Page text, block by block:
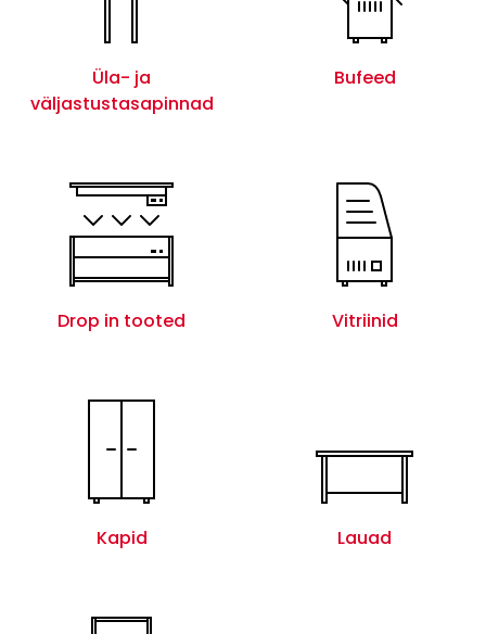
Üla- ja
väljastustasapinnad
Bufeed
Drop in tooted Vitriinid
Kapid Lauad